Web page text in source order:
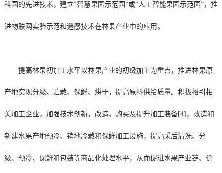
科园的先进技术，建立“智慧果园示范园”或“人工智能果园示范园”，推
进物联网实验示范和遥感技术在林果产业中的应用。
提高林果初加工水平以林果产业的初级加工为重点，推进林果原
产地实现分级、贮藏、保鲜、烘干，提高原料供给质量。积极招引相
关加工企业，加强技术创新，改造、购买及提升加工装备[4]，改造和
新建水果产地预冷、销地冷藏和保鲜加工设施，提高采后清洗、分
级、预冷、保鲜和包装等商品化处理水平，从而促进水果产业链、价